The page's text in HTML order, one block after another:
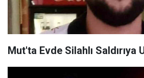
Mut'ta Evde Silahlı Saldırıya